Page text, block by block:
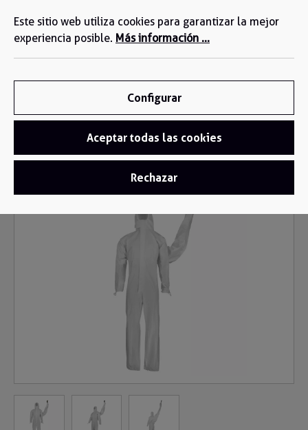
principal
Ropa desechable / Buzo Desechable
Este sitio web utiliza cookies para garantizar la mejor
experiencia posible. Más información ...
Configurar
Aceptar todas las cookies
Rechazar